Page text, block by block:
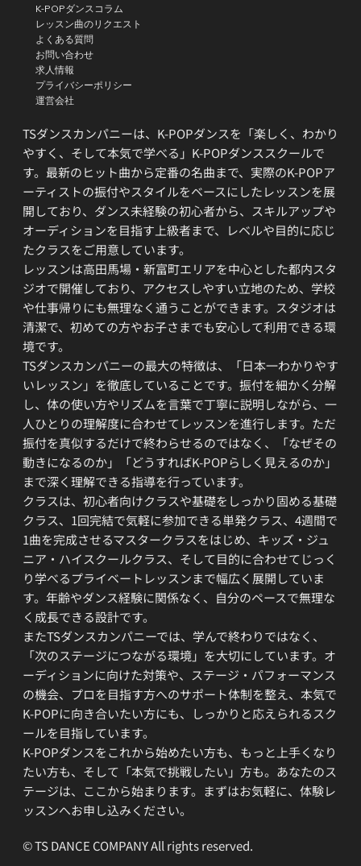
TSダンスカンパニーは、K-POPダンスを「楽しく、わかり
やすく、そして本気で学べる」K-POPダンススクールで
す。最新のヒット曲から定番の名曲まで、実際のK-POPア
ーティストの振付やスタイルをベースにしたレッスンを展
開しており、ダンス未経験の初心者から、スキルアップや
オーディションを目指す上級者まで、レベルや目的に応じ
たクラスをご用意しています。
レッスンは高田馬場・新富町エリアを中心とした都内スタ
ジオで開催しており、アクセスしやすい立地のため、学校
や仕事帰りにも無理なく通うことができます。スタジオは
清潔で、初めての方やお子さまでも安心して利用できる環
境です。
TSダンスカンパニーの最大の特徴は、「日本一わかりやす
いレッスン」を徹底していることです。振付を細かく分解
し、体の使い方やリズムを言葉で丁寧に説明しながら、一
人ひとりの理解度に合わせてレッスンを進行します。ただ
振付を真似するだけで終わらせるのではなく、「なぜその
動きになるのか」「どうすればK-POPらしく見えるのか」
まで深く理解できる指導を行っています。
クラスは、初心者向けクラスや基礎をしっかり固める基礎
クラス、1回完結で気軽に参加できる単発クラス、4週間で
1曲を完成させるマスタークラスをはじめ、キッズ・ジュ
ニア・ハイスクールクラス、そして目的に合わせてじっく
り学べるプライベートレッスンまで幅広く展開していま
す。年齢やダンス経験に関係なく、自分のペースで無理な
く成長できる設計です。
またTSダンスカンパニーでは、学んで終わりではなく、
「次のステージにつながる環境」を大切にしています。オ
ーディションに向けた対策や、ステージ・パフォーマンス
の機会、プロを目指す方へのサポート体制を整え、本気で
K-POPに向き合いたい方にも、しっかりと応えられるスク
ールを目指しています。
K-POPダンスをこれから始めたい方も、もっと上手くなり
たい方も、そして「本気で挑戦したい」方も。あなたのス
テージは、ここから始まります。まずはお気軽に、体験レ
ッスンへお申し込みください。
K-POPダンスコラム
レッスン曲のリクエスト
よくある質問
お問い合わせ
求人情報
プライバシーポリシー
運営会社
© TS DANCE COMPANY All rights reserved.